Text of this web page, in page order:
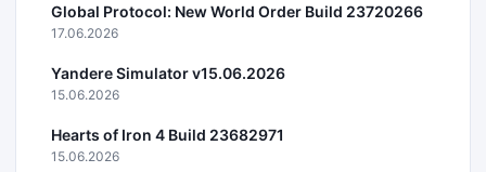
Global Protocol: New World Order Build 23720266
17.06.2026
Yandere Simulator v15.06.2026
15.06.2026
Hearts of Iron 4 Build 23682971
15.06.2026